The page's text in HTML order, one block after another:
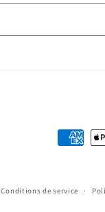
Conditions de service